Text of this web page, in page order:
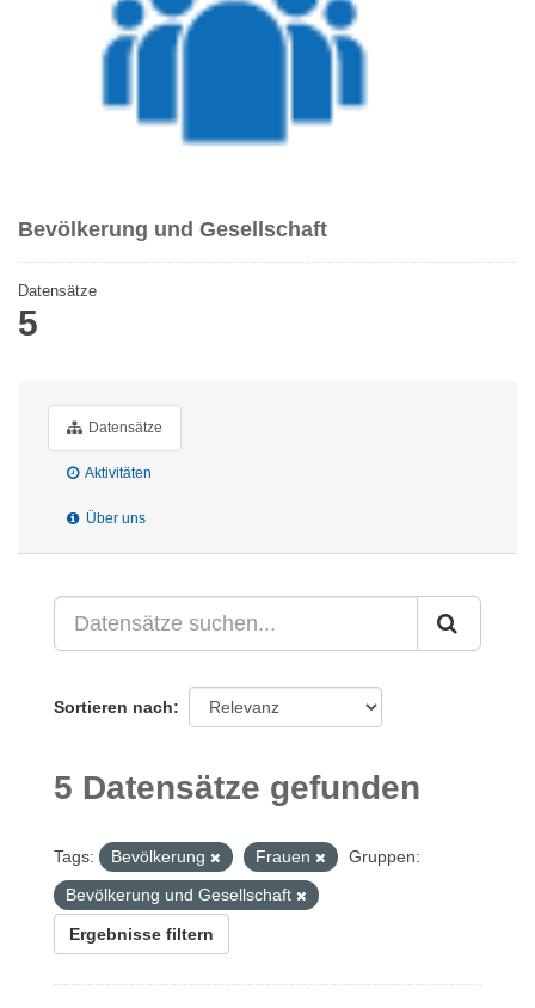
Bevölkerung und Gesellschaft
Datensätze
5
Datensätze
Aktivitäten
Über uns
Sortieren nach
5 Datensätze gefunden
Tags: Bevölkerung Frauen
Gruppen:
Bevölkerung und Gesellschaft
Ergebnisse filtern